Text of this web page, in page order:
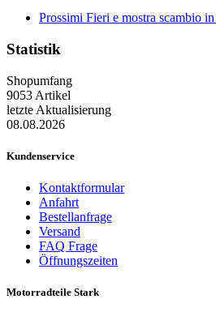
Prossimi Fieri e mostra scambio
Statistik
Shopumfang
9053 Artikel
letzte Aktualisierung
08.08.2026
Kundenservice
Kontaktformular
Anfahrt
Bestellanfrage
Versand
FAQ Frage
Öffnungszeiten
Motorradteile Stark